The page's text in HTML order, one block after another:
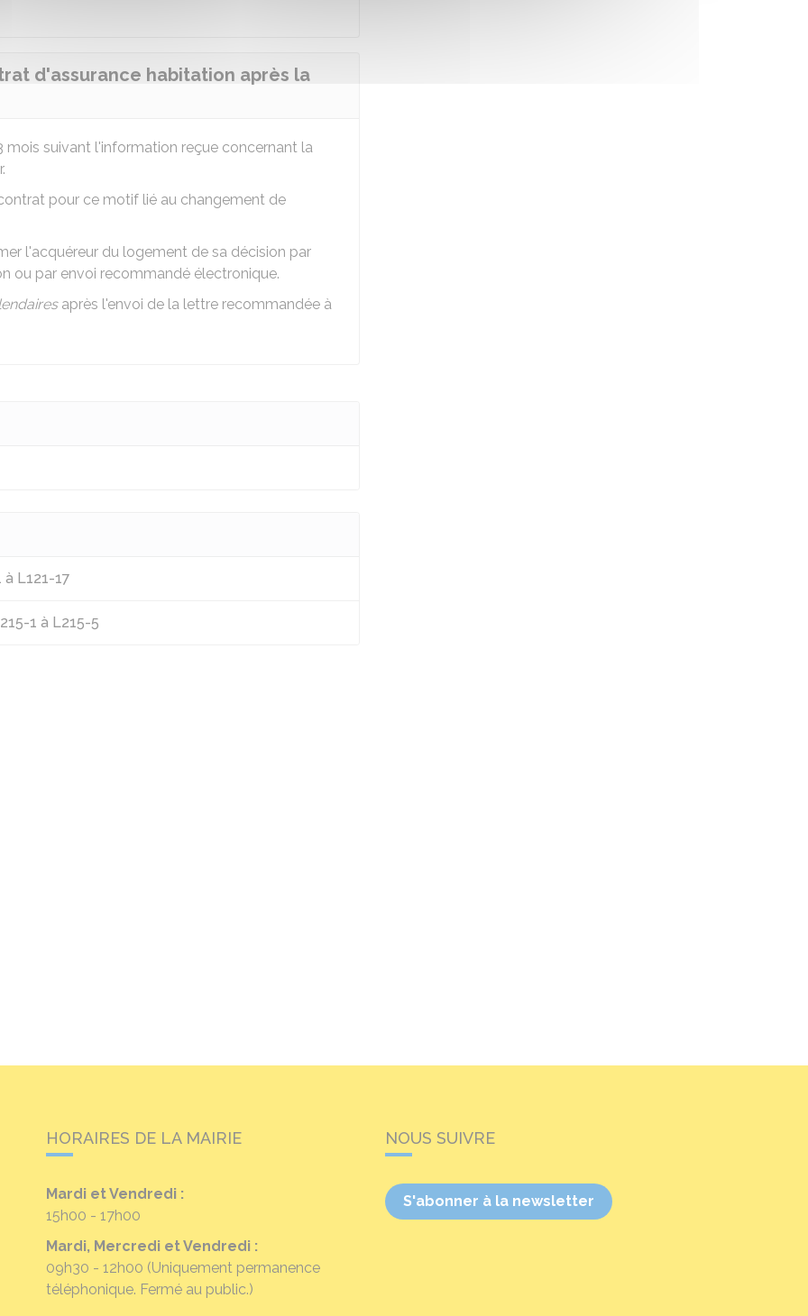
d'assurance habitation après la
mois suivant l'information reçue concernant la
pour ce motif lié au changement de
l'acquéreur du logement de sa décision par
ou par envoi recommandé électronique.
après l'envoi de la lettre recommandée à
L121-17
1 à L215-5
HORAIRES DE LA MAIRIE
Mardi et Vendredi :
15h00 - 17h00
Mardi, Mercredi et Vendredi :
09h30 - 12h00 (Uniquement permanence
téléphonique. Fermé au public.)
NOUS SUIVRE
S'abonner à la newsletter